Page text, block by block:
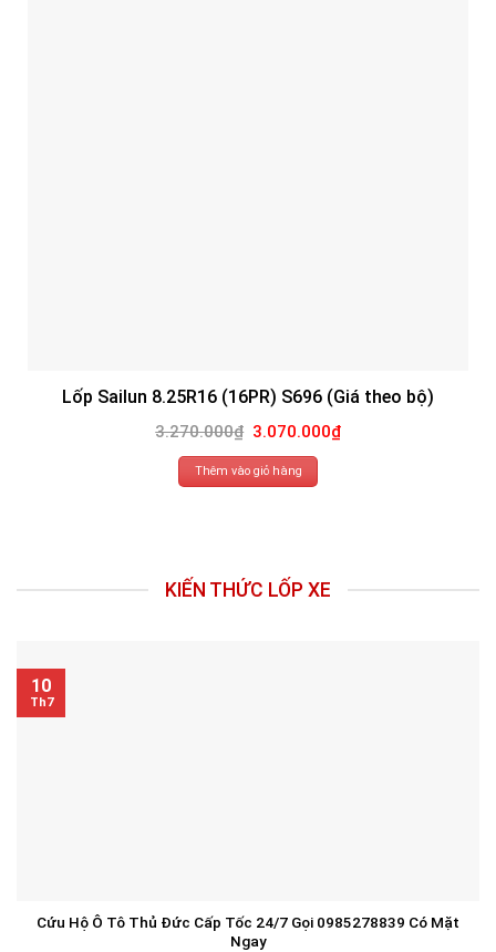
Lốp Sailun 8.25R16 (16PR) S696 (Giá theo bộ)
3.270.000₫ Giá
gốc
là:
3.270.000₫.
3.070.000₫Giá
hiện
Thêm vào giỏ hàng
KIẾN THỨC LỐP XE
Cứu Hộ Ô Tô Thủ Đức Cấp Tốc 24/7 Gọi 0985278839 Có Mặt
Ngay
10
Th7